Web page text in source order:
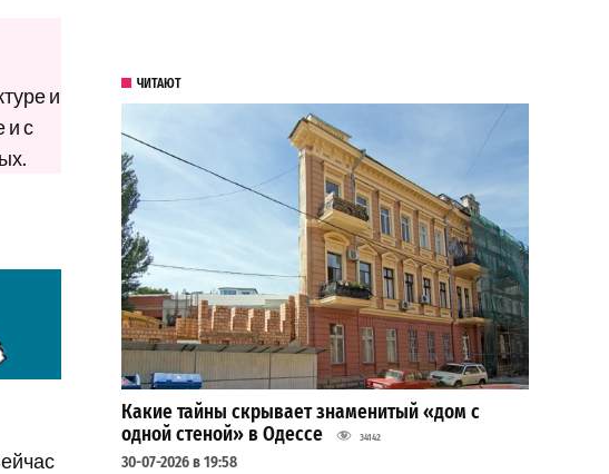
и
и с
ЧИТАЮТ
Какие тайны скрывает знаменитый «дом с
одной стеной» в Одессе
34142
30-07-2026 в 19:58